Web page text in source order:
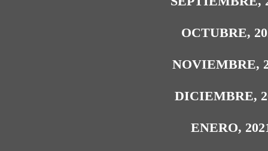
OCTUBRE,
NOVIEMBRE,
DICIEMBRE,
ENERO,